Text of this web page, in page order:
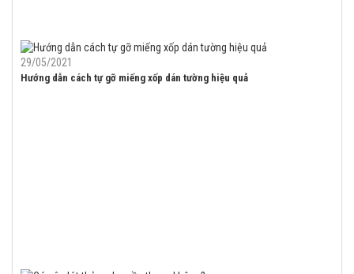
29/05/2021
Hướng dẫn cách tự gỡ miếng xốp dán tường hiệu quả